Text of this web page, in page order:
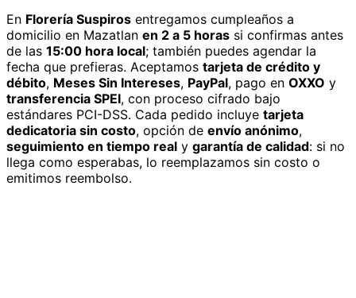
En Florería Suspiros entregamos cumpleaños a
domicilio en Mazatlan en 2 a 5 horas si confirmas antes
de las 15:00 hora local; también puedes agendar la
fecha que prefieras. Aceptamos tarjeta de crédito y
débito, Meses Sin Intereses, PayPal, pago en OXXO y
transferencia SPEI, con proceso cifrado bajo
estándares PCI-DSS. Cada pedido incluye tarjeta
dedicatoria sin costo, opción de envío anónimo,
seguimiento en tiempo real y garantía de calidad: si no
llega como esperabas, lo reemplazamos sin costo o
emitimos reembolso.